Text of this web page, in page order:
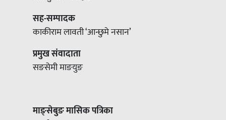
सह-सम्पादक
काकीराम लावती ‘आन्छुमे नसान’
प्रमुख संवादाता
सङसेमी माङयुङ
माङ्सेबुङ मासिक पत्रिका